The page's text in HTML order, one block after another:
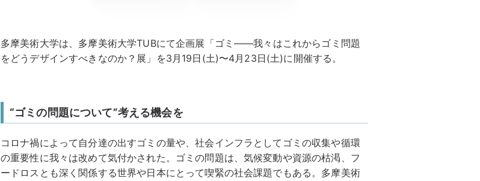
多摩美術⼤学は、多摩美術⼤学TUBにて企画展「ゴミ――我々はこれからゴミ問題
をどうデザインすべきなのか？展」を3月19日(土)〜4月23日(土)に開催する。
“ゴミの問題について”考える機会を
コロナ禍によって⾃分達の出すゴミの量や、社会インフラとしてゴミの収集や循環
の重要性に我々は改めて気付かされた。ゴミの問題は、気候変動や資源の枯渇、フ
ードロスとも深く関係する世界や⽇本にとって喫緊の社会課題でもある。多摩美術